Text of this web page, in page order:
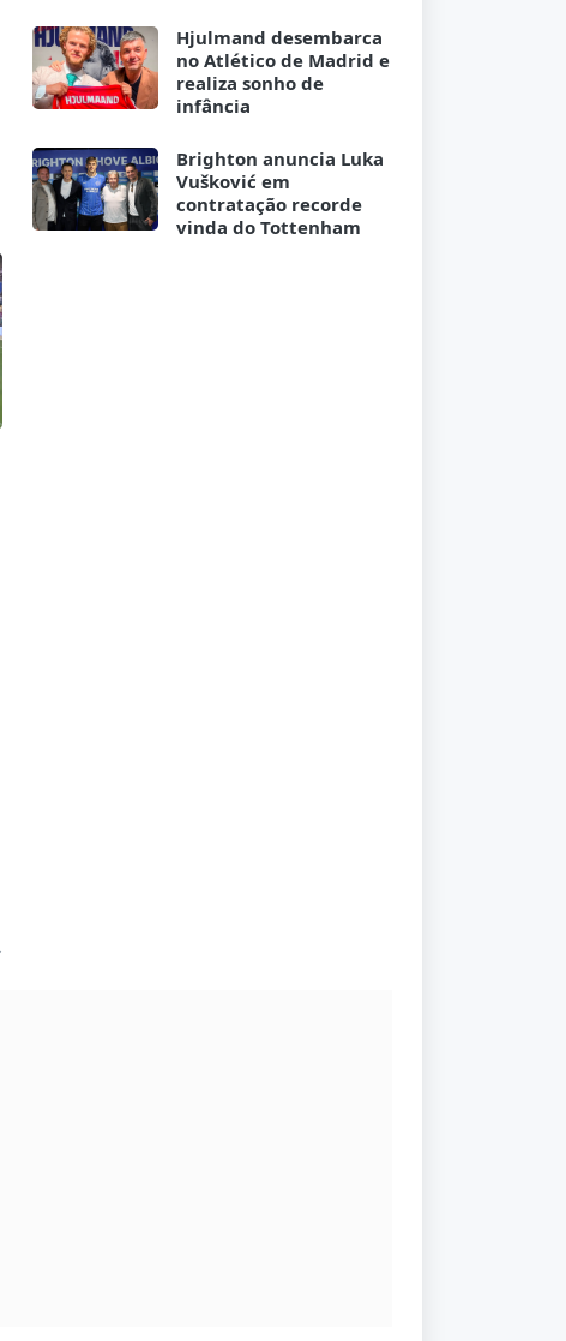
Hjulmand desembarca
no Atlético de Madrid e
realiza sonho de
infância
Brighton anuncia Luka
Vušković em
contratação recorde
vinda do Tottenham